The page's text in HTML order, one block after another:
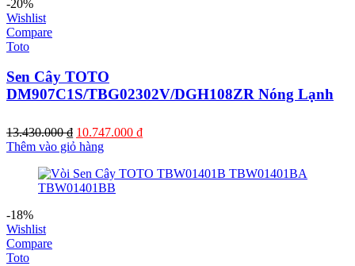
-20%
Wishlist
Compare
Toto
Sen Cây TOTO
DM907C1S/TBG02302V/DGH108ZR Nóng Lạnh
13.430.000₫ Giá
gốc
13.430.000 ₫.
10.747.000 ₫Giá
là:
Thêm vào giỏ hàng
-18%
Wishlist
Compare
Toto